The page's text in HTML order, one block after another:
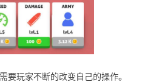
要玩家不断的改变自己的操作。